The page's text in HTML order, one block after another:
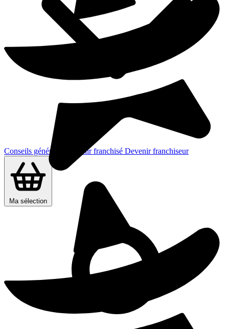
Conseils généraux Devenir franchisé Devenir franchiseur
Ma sélection